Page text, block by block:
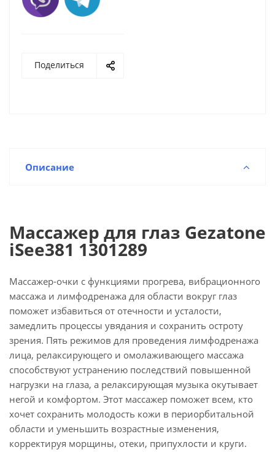
Поделиться
Описание
Массажер для глаз Gezatone
iSee381 1301289
Массажер-очки с функциями прогрева, вибрационного
массажа и лимфодренажа для области вокруг глаз
поможет избавиться от отечности и усталости,
замедлить процессы увядания и сохранить остроту
зрения. Пять режимов для проведения лимфодренажа
лица, релаксирующего и омолаживающего массажа
способствуют устранению последствий повышенной
нагрузки на глаза, а релаксирующая музыка окутывает
негой и комфортом. Этот массажер поможет всем, кто
хочет сохранить молодость кожи в периорбитальной
области и уменьшить возрастные изменения,
корректируя морщины, отеки, припухлости и круги.